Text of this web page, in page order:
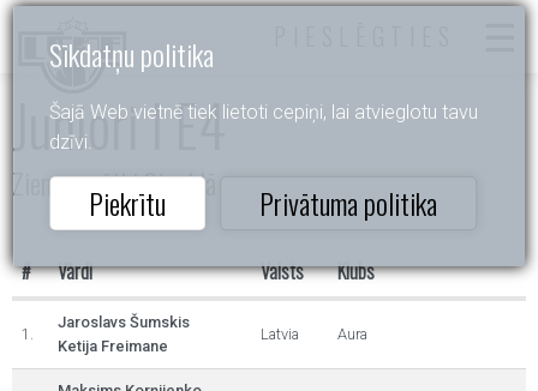
Sīkdatņu politika
Šajā Web vietnē tiek lietoti cepiņi, lai atvieglotu tavu
dzīvi.
Piekrītu Privātuma politika
Juniori I E4
Ziemassvētki Siguldā
# Vārdi Valsts Klubs
1.
Jaroslavs Šumskis
Ketija Freimane
Latvia Aura